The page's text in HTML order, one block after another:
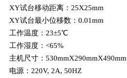
XY试台移动距离：25X25mm
XY试台最小位移数：0.01mm
工作温度：23±5℃
工作湿度：<65%
主机尺寸：530mmX290mmX490mm
电源：220V, 2A, 50HZ